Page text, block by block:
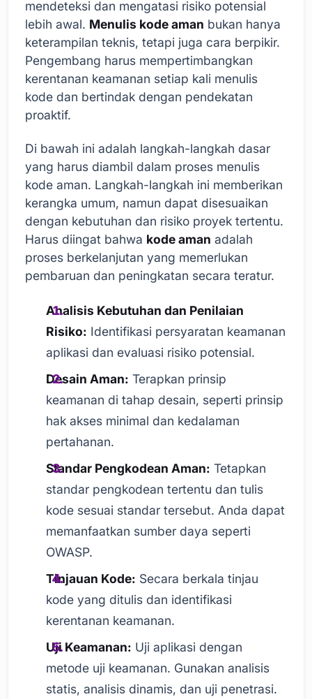
mendeteksi dan mengatasi risiko potensial
lebih awal. Menulis kode aman bukan hanya
keterampilan teknis, tetapi juga cara berpikir.
Pengembang harus mempertimbangkan
kerentanan keamanan setiap kali menulis
kode dan bertindak dengan pendekatan
proaktif.
Di bawah ini adalah langkah-langkah dasar
yang harus diambil dalam proses menulis
kode aman. Langkah-langkah ini memberikan
kerangka umum, namun dapat disesuaikan
dengan kebutuhan dan risiko proyek tertentu.
Harus diingat bahwa kode aman adalah
proses berkelanjutan yang memerlukan
pembaruan dan peningkatan secara teratur.
Analisis Kebutuhan dan Penilaian
Risiko: Identifikasi persyaratan keamanan
aplikasi dan evaluasi risiko potensial.
Desain Aman: Terapkan prinsip
keamanan di tahap desain, seperti prinsip
hak akses minimal dan kedalaman
pertahanan.
Standar Pengkodean Aman: Tetapkan
standar pengkodean tertentu dan tulis
kode sesuai standar tersebut. Anda dapat
memanfaatkan sumber daya seperti
OWASP.
Tinjauan Kode: Secara berkala tinjau
kode yang ditulis dan identifikasi
kerentanan keamanan.
Uji Keamanan: Uji aplikasi dengan
metode uji keamanan. Gunakan analisis
statis, analisis dinamis, dan uji penetrasi.